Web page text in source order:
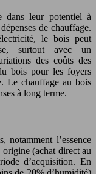
dans leur potentiel à
de chauffage.
le bois peut
surtout avec un
des coûts des
bois pour les foyers
Le chauffage au bois
à long terme.
l’essence
origine (achat direct au
d’acquisition. En